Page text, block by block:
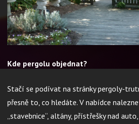
Kde pergolu objednat?
Stačí se podívat na stránky pergoly-
přesně to, co hledáte. V nabídce
„stavebnice“, altány, přístřešky nad